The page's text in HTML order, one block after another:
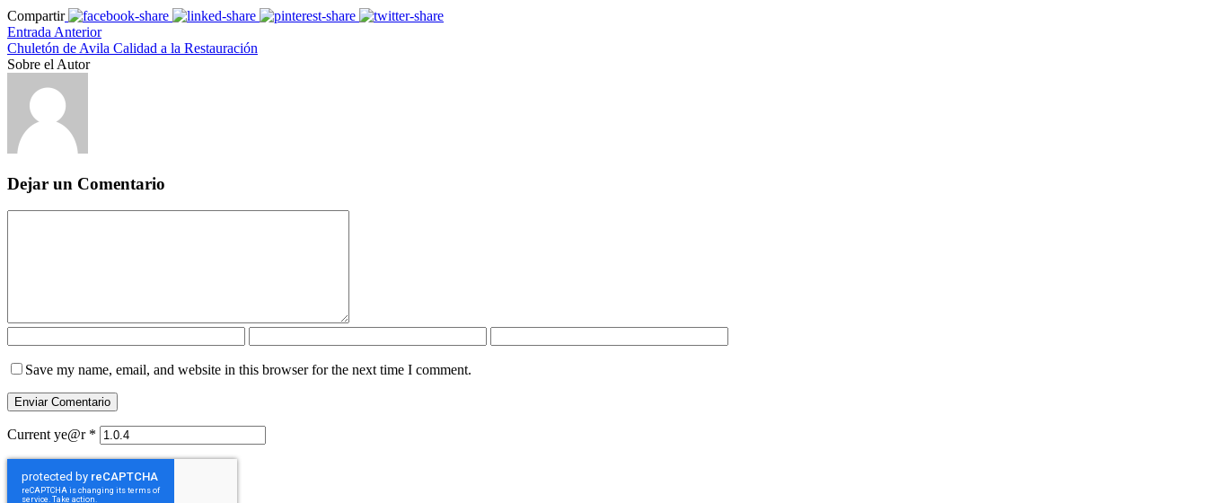
Compartir
Entrada Anterior
Chuletón de Avila Calidad a la Restauración
Sobre el Autor
Dejar un Comentario
Save my name, email, and website in this browser for the next time I comment.
Current ye@r *